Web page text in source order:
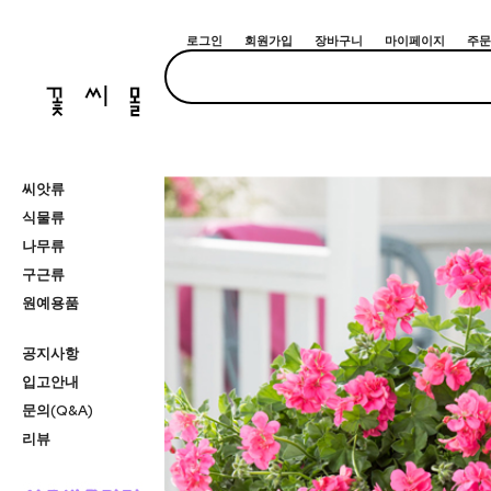
로그인 회원가입 장바구니 마이페이지 주
씨앗류
식물류
나무류
구근류
원예용품
공지사항
입고안내
문의(Q&A)
리뷰